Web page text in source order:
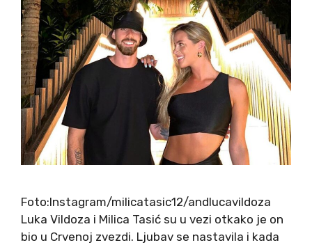
Foto:Instagram/milicatasic12/andlucavildoza
Luka Vildoza i Milica Tasić su u vezi otkako je on
bio u Crvenoj zvezdi. Ljubav se nastavila i kada